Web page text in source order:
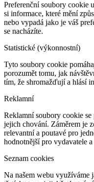
Preferenční soubory cookie
si informace, které mění
nebo vypadá jako je váš
se nacházíte.
Statistické (výkonnostní)
Tyto soubory cookie
porozumět tomu, jak
tím, že shromažďují a hlásí
Reklamní
Reklamní soubory cookie
jejich chování. Záměrem je
relevantní a poutavé pro
hodnotnější pro vydavatele
Seznam cookies
Na našem webu využíváme